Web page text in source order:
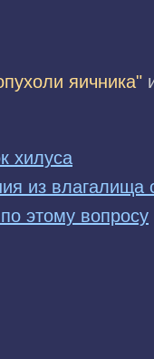
яичника"
хилуса
из влагалища
этому вопросу